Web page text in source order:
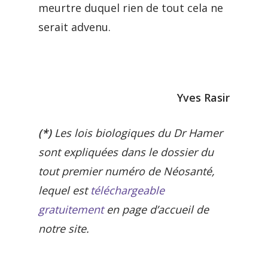
meurtre duquel rien de tout cela ne
serait advenu.
Yves Rasir
(*) Les lois biologiques du Dr Hamer
sont expliquées dans le dossier du
tout premier numéro de Néosanté,
lequel esttéléchargeable
gratuitementen page d’accueil de
notre site.